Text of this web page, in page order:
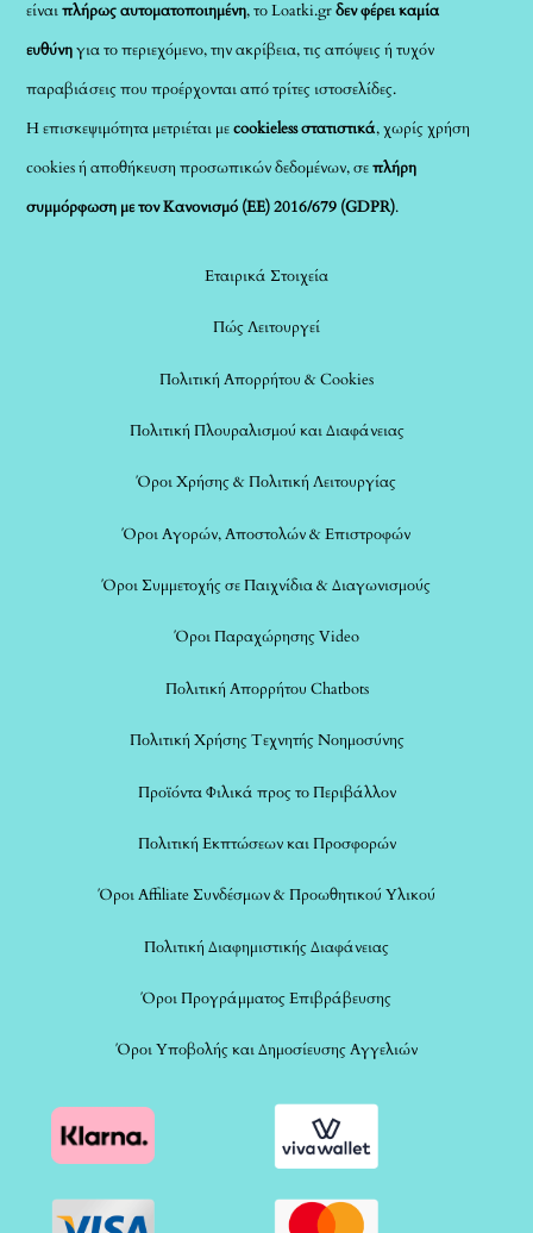
είναιπλήρως αυτοματοποιημένη, το Loatki.grδεν φέρει καμία
ευθύνηγια το περιεχόμενο, την ακρίβεια, τις απόψεις ή τυχόν
παραβιάσεις που προέρχονται από τρίτες ιστοσελίδες.
Η επισκεψιμότητα μετριέται μεcookieless στατιστικά, χωρίς χρήση
cookies ή αποθήκευση προσωπικών δεδομένων, σεπλήρη
συμμόρφωση με τον Κανονισμό (ΕΕ) 2016/679 (GDPR).
Εταιρικά Στοιχεία
Πώς Λειτουργεί
Πολιτική Απορρήτου & Cookies
Πολιτική Πλουραλισμού και Διαφάνειας
Όροι Χρήσης & Πολιτική Λειτουργίας
Όροι Αγορών, Αποστολών & Επιστροφών
Όροι Συμμετοχής σε Παιχνίδια & Διαγωνισμούς
Όροι Παραχώρησης Video
Πολιτική Απορρήτου Chatbots
Πολιτική Χρήσης Τεχνητής Νοημοσύνης
Προϊόντα Φιλικά προς το Περιβάλλον
Πολιτική Εκπτώσεων και Προσφορών
Όροι Affiliate Συνδέσμων & Προωθητικού Υλικού
Πολιτική Διαφημιστικής Διαφάνειας
Όροι Προγράμματος Επιβράβευσης
Όροι Υποβολής και Δημοσίευσης Αγγελιών